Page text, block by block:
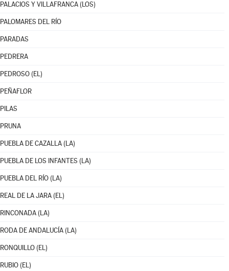
PALACIOS Y VILLAFRANCA (LOS)
PALOMARES DEL RÍO
PARADAS
PEDRERA
PEDROSO (EL)
PEÑAFLOR
PILAS
PRUNA
PUEBLA DE CAZALLA (LA)
PUEBLA DE LOS INFANTES (LA)
PUEBLA DEL RÍO (LA)
REAL DE LA JARA (EL)
RINCONADA (LA)
RODA DE ANDALUCÍA (LA)
RONQUILLO (EL)
RUBIO (EL)